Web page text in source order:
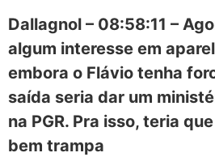
Dallagnol – 08:58:11 –
algum interesse em
embora o Flávio tenha
saída seria dar um
na PGR. Pra isso, teria
bem trampa